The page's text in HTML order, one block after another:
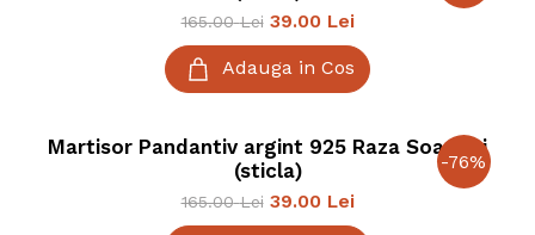
165.00 Lei 39.00 Lei
Adauga in Cos
-76%
Martisor Pandantiv argint 925 Raza Soarelui
(sticla)
165.00 Lei 39.00 Lei